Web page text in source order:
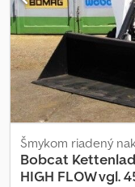
kolesách. Prepravné
bez lopaty), šírka cca
FINANCOVANIE
(CELOSVETOVO) / PRI
∗∗∗ © pb
Šmykom riadený
Bobcat
HIGH FLOW vgl.